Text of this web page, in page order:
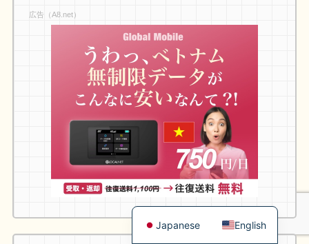
広告（A8.net）
Japanese English